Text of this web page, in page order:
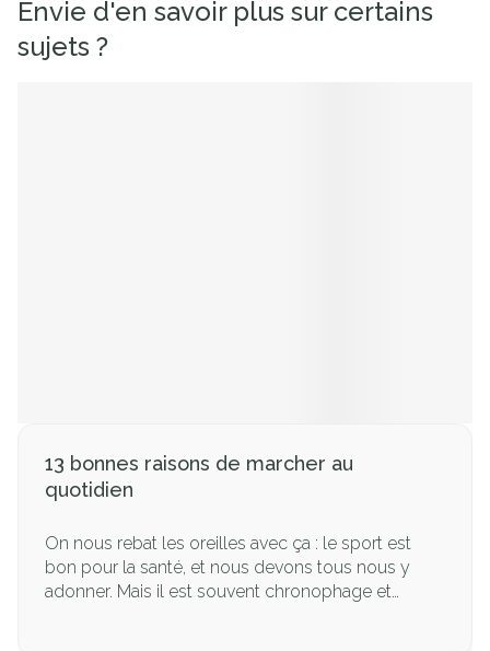
Envie d'en savoir plus sur certains
sujets ?
13 bonnes raisons de marcher au
quotidien
On nous rebat les oreilles avec ça : le sport est
bon pour la santé, et nous devons tous nous y
adonner. Mais il est souvent chronophage et